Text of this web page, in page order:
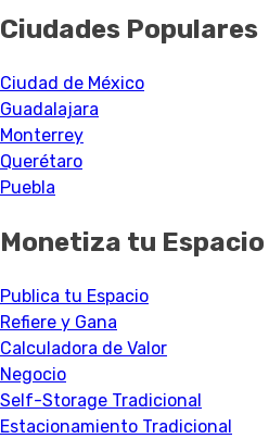
Ciudades Populares
Ciudad de México
Guadalajara
Monterrey
Querétaro
Puebla
Monetiza tu Espacio
Publica tu Espacio
Refiere y Gana
Calculadora de Valor
Negocio
Self-Storage Tradicional
Estacionamiento Tradicional